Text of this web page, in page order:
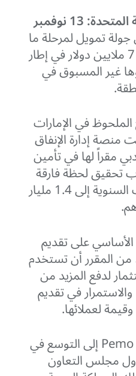
دبي، الإمارات العربية المتحدة: 13 نوفمبر
تمويل لمرحلة ما
قبل السلسلة A بقيمة 7 ملايين دولار في إطار
غير المسبوق في
في الإمارات
منصة إدارة الإنفاق
مقراً لها في تأمين
تحقيق لحظة فارقة
وصلت فيها المعاملات السنوية إلى 1.4 مليار
على تقديم
من المقرر أن تستخدم
لدفع المزيد من
والاستمرار في تقديم
لعملائها.
علاوة على ذلك، تتطلع Pemo إلى التوسع في
مجلس التعاون